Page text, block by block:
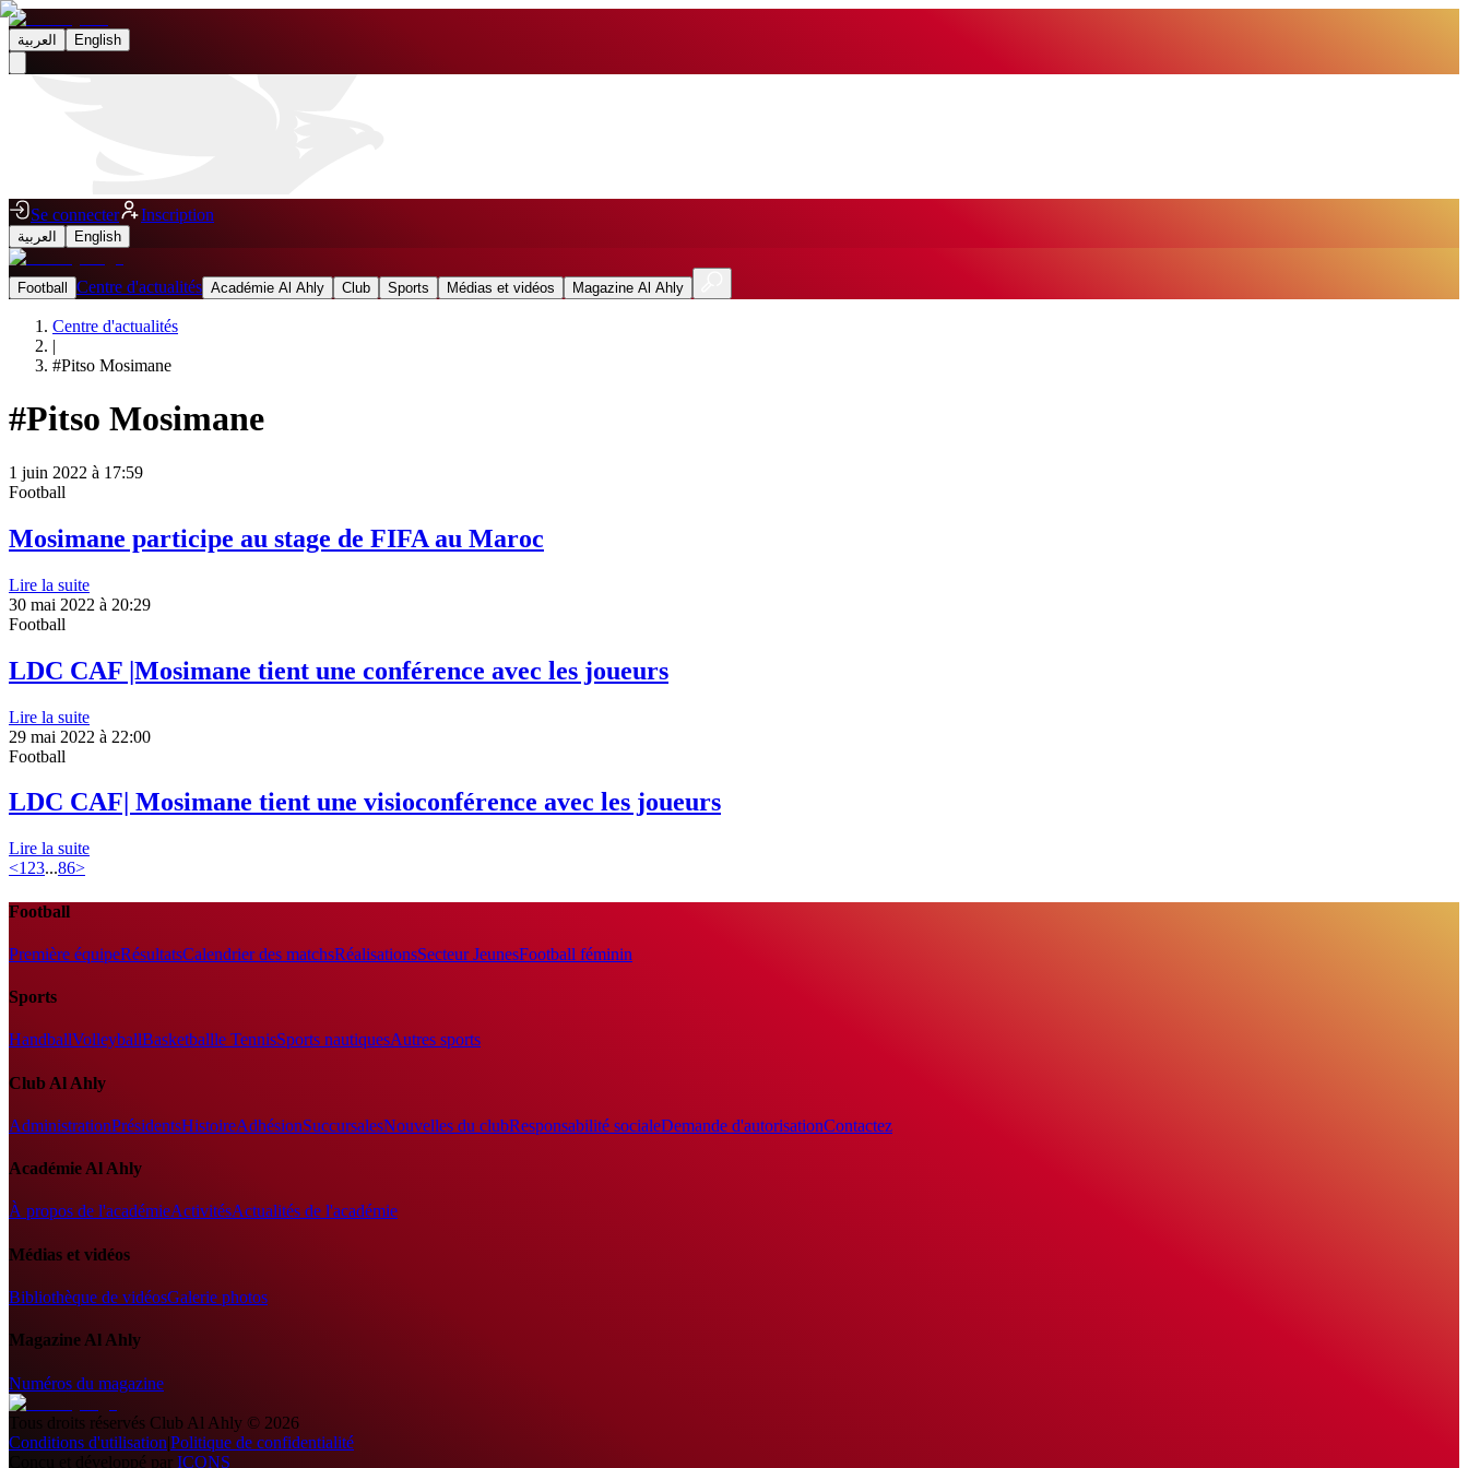
العربية English
Se connecter Inscription
العربية English
Football Centre d'actualités Académie Al Ahly Club Sports Médias et vidéos Magazine Al Ahly
Centre d'actualités
|
#Pitso Mosimane
#Pitso Mosimane
1 juin 2022 à 17:59
Football
Mosimane participe au stage de FIFA au Maroc
Lire la suite
30 mai 2022 à 20:29
Football
LDC CAF |Mosimane tient une conférence avec les joueurs
Lire la suite
29 mai 2022 à 22:00
Football
LDC CAF| Mosimane tient une visioconférence avec les joueurs
Lire la suite
<1 23...86>
Football
Première équipeRésultatsCalendrier des matchsRéalisationsSecteur JeunesFootball féminin
Sports
HandballVolleyballBasketballle TennisSports nautiquesAutres sports
Club Al Ahly
AdministrationPrésidentsHistoireAdhésionSuccursalesNouvelles du clubResponsabilité socialeDemande d'autorisationContactez
Académie Al Ahly
À propos de l'académieActivitésActualités de l'académie
Médias et vidéos
Bibliothèque de vidéosGalerie photos
Magazine Al Ahly
Numéros du magazine
Tous droits réservés Club Al Ahly © 2026
Conditions d'utilisation|Politique de confidentialité
Conçu et développé par ICONS